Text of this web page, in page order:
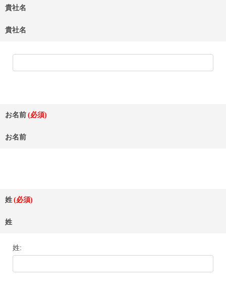
貴社名
貴社名
お名前
お名前
姓
姓
姓